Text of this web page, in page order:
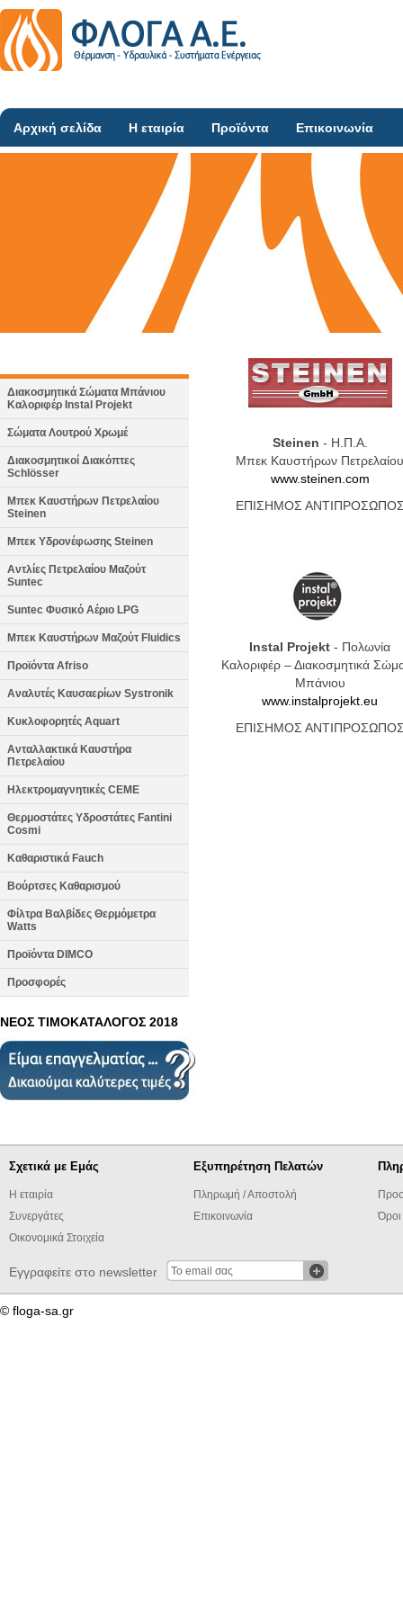
Αρχική σελίδα Η εταιρία Προϊόντα Επικοινωνία
Διακοσμητικά Σώματα Μπάνιου
Καλοριφέρ Instal Projekt
Σώματα Λουτρού Χρωμέ
Διακοσμητικοί Διακόπτες
Schlösser
Μπεκ Καυστήρων Πετρελαίου
Steinen
Μπεκ Υδρονέφωσης Steinen
Αντλίες Πετρελαίου Μαζούτ
Suntec
Suntec Φυσικό Αέριο LPG
Μπεκ Καυστήρων Μαζούτ Fluidics
Προϊόντα Afriso
Αναλυτές Καυσαερίων Systronik
Κυκλοφορητές Aquart
Ανταλλακτικά Καυστήρα
Πετρελαίου
Ηλεκτρομαγνητικές CEME
Θερμοστάτες Υδροστάτες Fantini
Cosmi
Καθαριστικά Fauch
Βούρτσες Καθαρισμού
Φίλτρα Βαλβίδες Θερμόμετρα
Watts
Προϊόντα DIMCO
Προσφορές
ΝΕΟΣ ΤΙΜΟΚΑΤΑΛΟΓΟΣ 2018
Steinen - Η.Π.Α.
Μπεκ Καυστήρων Πετρελαίου
www.steinen.com
ΕΠΙΣΗΜΟΣ
Instal Projekt - Πολωνία
Καλοριφέρ – Διακοσμητικά
Μπάνιου
www.instalprojekt.eu
ΕΠΙΣΗΜΟΣ
Σχετικά με Εμάς
Η εταιρία
Συνεργάτες
Οικονομικά Στοιχεία
Εξυπηρέτηση Πελατών
Πληρωμή / Αποστολή
Επικοινωνία
Εγγραφείτε στο newsletter
© floga-sa.gr